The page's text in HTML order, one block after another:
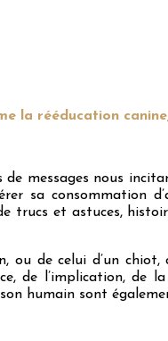
la rééducation
messages nous
sa consommation
trucs et astuces,
ou de celui d’un
de l’implication, de
humain sont